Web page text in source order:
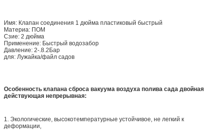
Имя: Клапан соединения 1 дюйма пластиковый быстрый
Материа: ПОМ
Сзие: 2 дюйма
Применение: Быстрый водозабор
Давление: 2-.8.2Бар
для: Лужайка/файл садов
Особенность клапана сброса вакуума воздуха полива сада двойная
действующая непрерывная:
1. Экологические, высокотемпературные устойчивое, не легкий к
деформации,